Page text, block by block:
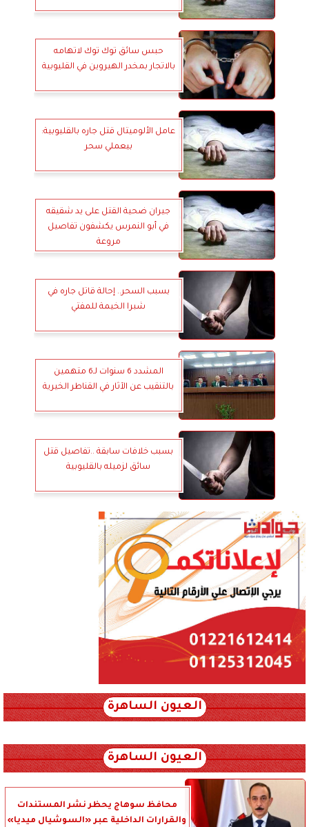
حبس سائق توك توك لاتهامه
بالاتجار بمخدر الهيروين في القليوبية
عامل الألوميتال قتل جاره بالقليوبية:
بيعملي سحر
جيران ضحية القتل على يد شقيقه
في أبو النمرس يكشفون تفاصيل
مروعة
بسبب السحر.. إحالة قاتل جاره في
شبرا الخيمة للمفتي
المشدد 6 سنوات لـ6 متهمين
بالتنقيب عن الآثار في القناطر الخيرية
بسبب خلافات سابقة ..تفاصيل قتل
سائق لزميله بالقليوبية
العيون الساهرة
العيون الساهرة
محافظ سوهاج يحظر نشر المستندات
والقرارات الداخلية عبر «السوشيال ميديا»